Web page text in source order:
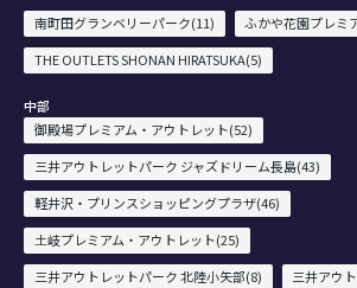
南町田グランベリーパーク(11)
ふかや花園プレミ
THE OUTLETS SHONAN HIRATSUKA(5)
中部
御殿場プレミアム・アウトレット(52)
三井アウトレットパーク ジャズドリーム長島(43)
軽井沢・プリンスショッピングプラザ(46)
土岐プレミアム・アウトレット(25)
三井アウトレットパーク 北陸小矢部(8)
三井アウ